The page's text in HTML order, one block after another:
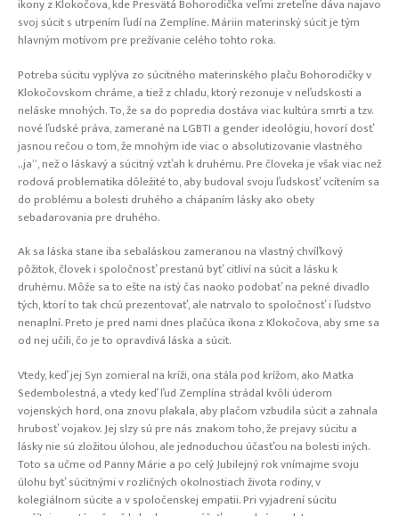
ikony z Klokočova, kde Presvätá Bohorodička veľmi zreteľne dáva najavo
svoj súcit s utrpením ľudí na Zemplíne. Máriin materinský súcit je tým
hlavným motívom pre prežívanie celého tohto roka.
Potreba súcitu vyplýva zo súcitného materinského plaču Bohorodičky v
Klokočovskom chráme, a tiež z chladu, ktorý rezonuje v neľudskosti a
neláske mnohých. To, že sa do popredia dostáva viac kultúra smrti a tzv.
nové ľudské práva, zamerané na LGBTI a gender ideológiu, hovorí dosť
jasnou rečou o tom, že mnohým ide viac o absolutizovanie vlastného
„ja“, než o láskavý a súcitný vzťah k druhému. Pre človeka je však viac než
rodová problematika dôležité to, aby budoval svoju ľudskosť vcítením sa
do problému a bolesti druhého a chápaním lásky ako obety
sebadarovania pre druhého.
Ak sa láska stane iba sebaláskou zameranou na vlastný chvíľkový
pôžitok, človek i spoločnosť prestanú byť citliví na súcit a lásku k
druhému. Môže sa to ešte na istý čas naoko podobať na pekné divadlo
tých, ktorí to tak chcú prezentovať, ale natrvalo to spoločnosť i ľudstvo
nenaplní. Preto je pred nami dnes plačúca ikona z Klokočova, aby sme sa
od nej učili, čo je to opravdivá láska a súcit.
Vtedy, keď jej Syn zomieral na kríži, ona stála pod krížom, ako Matka
Sedembolestná, a vtedy keď ľud Zemplína strádal kvôli úderom
vojenských hord, ona znovu plakala, aby plačom vzbudila súcit a zahnala
hrubosť vojakov. Jej slzy sú pre nás znakom toho, že prejavy súcitu a
lásky nie sú zložitou úlohou, ale jednoduchou účasťou na bolesti iných.
Toto sa učme od Panny Márie a po celý Jubilejný rok vnímajme svoju
úlohu byť súcitnými v rozličných okolnostiach života rodiny, v
kolegiálnom súcite a v spoločenskej empatii. Pri vyjadrení súcitu